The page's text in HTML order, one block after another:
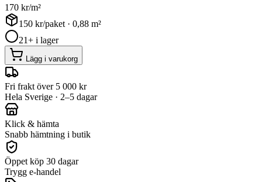
170 kr/m²
150 kr/paket · 0,88 m²
21+ i lager
Lägg i varukorg
Fri frakt över 5 000 kr
Hela Sverige · 2–5 dagar
Klick & hämta
Snabb hämtning i butik
Öppet köp 30 dagar
Trygg e-handel